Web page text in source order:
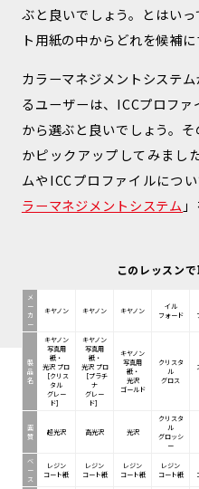
ぶと良いでしょう。とはい
ト用紙の中からどれを候補
カラーマネジメントシステ
るユーザーは、ICCプロフ
から選ぶと良いでしょう。
かピックアップしてみまし
ムやICCプロファイルにつ
ラーマネジメントシステム
このレッスン
メ
ー
カ
ー
キヤノン キヤノン キヤノン
イル
フォード
製
品
名
キヤノン
写真用
紙・
光沢 プロ
［クリス
タル
グレー
ド］
キヤノン
写真用
紙・
光沢 プロ
［プラチ
ナ
グレー
ド］
キヤノン
写真用
紙・
光沢
ゴールド
クリスタ
ル
グロス
面
質
超光沢 高光沢 光沢
クリスタ
ル
グロッシ
ー
ベ
ー
ス
レジン
コート紙
レジン
コート紙
レジン
コート紙
レジン
コート紙